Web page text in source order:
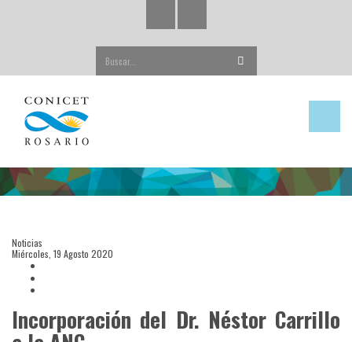
Noticias
Miércoles, 19 Agosto 2020
Incorporación del Dr. Néstor Carrillo